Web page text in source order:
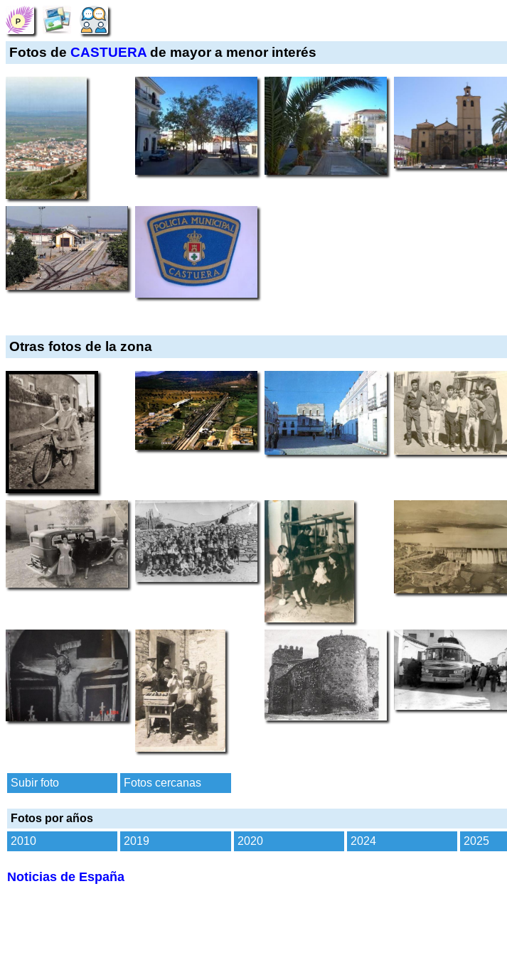
Fotos de CASTUERA de mayor a menor interés
Otras fotos de la zona
Subir foto Fotos cercanas
Fotos por años
2010
2019 2020 2024 2025
Noticias de España